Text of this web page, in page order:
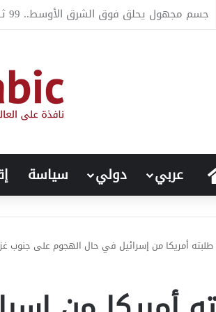
تأثير الدعم والتدخلات السعودية غير المباشرة
الرئيسية
عربي دولي سياسة
طلبته أمريكا من إسرائيل في حال الهجوم على جنوب